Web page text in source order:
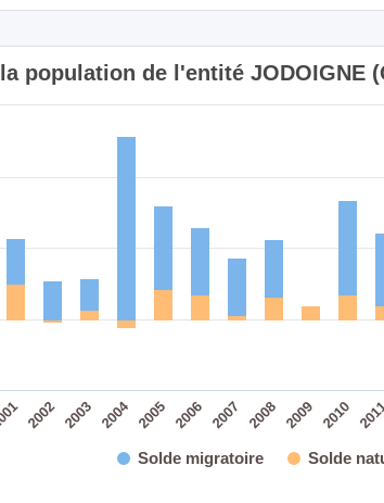
population de l'entité JODOIGNE
2002 2003 2004 2005 2006 2007 2008 2009 2010
Solde migratoire Solde